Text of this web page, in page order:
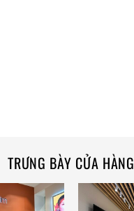
TRƯNG BÀY CỬA HÀNG